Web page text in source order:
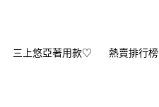
三上悠亞著用款♡ 熱賣排行榜